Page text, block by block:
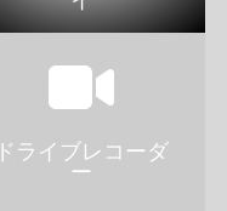
ドライブレコーダ
ー